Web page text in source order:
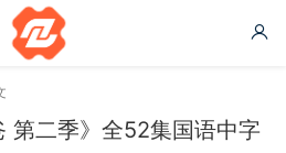
第二季》全52集国语中字